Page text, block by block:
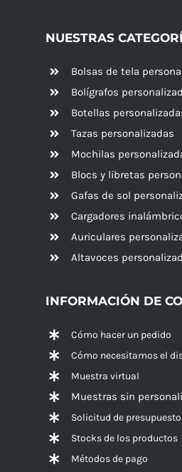
NUESTRAS
Bolsas de tela
Bolígrafos
Botellas
Tazas personalizadas
Mochilas
Blocs y libretas
Gafas de sol
Cargadores
Auriculares
Altavoces
INFORMACIÓN DE
Cómo hacer un pedido
Cómo necesitamos el
Muestra virtual
Muestras sin
Solicitud de presupuesto
Stocks de los productos
Métodos de pago